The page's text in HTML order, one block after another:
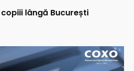
lângă București